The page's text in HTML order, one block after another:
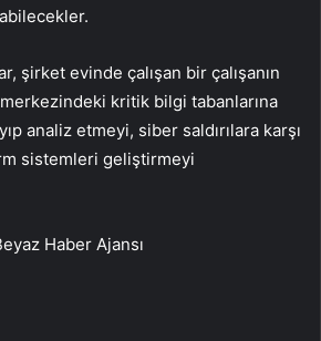
şirket evinde çalışan bir çalışanın
kritik bilgi tabanlarına
analiz etmeyi, siber saldırılara karşı
sistemleri geliştirmeyi
Haber Ajansı